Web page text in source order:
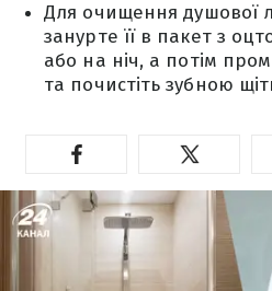
Для очищення душової
занурте її в пакет з
або на ніч, а потім
та почистіть зубною